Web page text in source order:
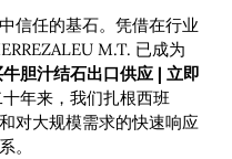
信任的基石。凭借在行业
M.T. 已成为
胆汁结石出口供应 | 立即
年来，我们扎根西班
对大规模需求的快速响应
。